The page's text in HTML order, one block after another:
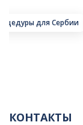
для Сербии
КОНТАКТЫ